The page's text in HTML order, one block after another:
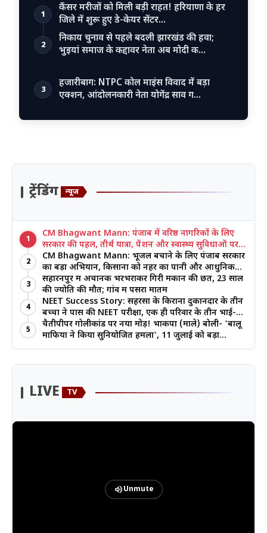
1
कैंसर मरीजों को मिली बड़ी राहत! हरियाणा के हर
जिले में शुरू हुए डे-केयर सेंटर…
2
निकाय चुनाव से पहले बदली झारखंड की हवा;
भुइयां समाज के कद्दावर नेता अब मोदी क…
3
हजारीबाग: NTPC कोल माइंस विवाद में बड़ा
एक्शन, आंदोलनकारी नेता योगेंद्र साव ग…
ट्रेंडिंग न्यूज
1
CM Bhagwant Mann: पंजाब में वरिष्ठ नागरिकों के लिए
सरकार की पहल, तीर्थ यात्रा, पेंशन और स्वास्थ्य सुविधाओं पर
जोर
2
CM Bhagwant Mann: भूजल बचाने के लिए पंजाब सरकार
का बड़ा अभियान, किसानों को नहर का पानी और आधुनिक
खेती का मिल रहा लाभ
3
सहारनपुर में अचानक भरभराकर गिरी मकान की छत, 23 साल
की ज्योति की मौत; गांव में पसरा मातम
4
NEET Success Story: सहरसा के किराना दुकानदार के तीन
बच्चों ने पास की NEET परीक्षा, एक ही परिवार के तीन भाई-
बहनों ने रचा इतिहास
5
चैतीपीपर गोलीकांड पर नया मोड़! भाकपा (माले) बोली- 'बालू
माफिया ने किया सुनियोजित हमला', 11 जुलाई को बड़ा
आंदोलन
LIVE TV
volume_upUnmute